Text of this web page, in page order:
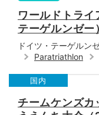
ワールドトラ
テーゲルンゼー
ドイツ・テーゲルン
Paratriathlon
国内
チームケンズ